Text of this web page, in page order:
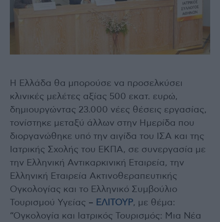
Η Ελλάδα θα μπορούσε να προσελκύσει
κλινικές μελέτες αξίας 500 εκατ. ευρώ,
δημιουργώντας 23.000 νέες θέσεις εργασίας,
τονίστηκε μεταξύ άλλων στην Ημερίδα που
διοργανώθηκε υπό την αιγίδα του ΙΣΑ και της
Ιατρικής Σχολής του ΕΚΠΑ, σε συνεργασία με
την Ελληνική Αντικαρκινική Εταιρεία, την
Ελληνική Εταιρεία Ακτινοθεραπευτικής
Ογκολογίας και το Ελληνικό Συμβούλιο
Τουρισμού Υγείας – ΕΛΙΤΟΥΡ, με θέμα:
“Ογκολογία και Ιατρικός Τουρισμός: Μια Νέα